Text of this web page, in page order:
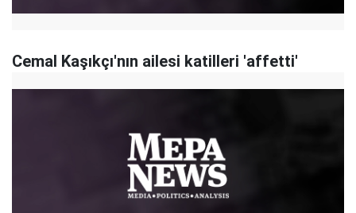
Cemal Kaşıkçı'nın ailesi katilleri 'affetti'